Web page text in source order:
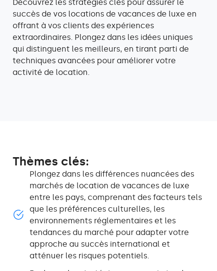
Découvrez les stratégies clés pour assurer le
succès de vos locations de vacances de luxe en
offrant à vos clients des expériences
extraordinaires. Plongez dans les idées uniques
qui distinguent les meilleurs, en tirant parti de
techniques avancées pour améliorer votre
activité de location.
Thèmes clés:
Plongez dans les différences nuancées des
marchés de location de vacances de luxe
entre les pays, comprenant des facteurs tels
que les préférences culturelles, les
environnements réglementaires et les
tendances du marché pour adapter votre
approche au succès international et
atténuer les risques potentiels.